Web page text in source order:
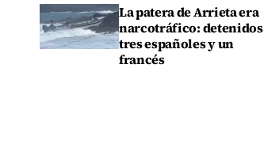
La patera de Arrieta era
narcotráfico: detenidos
tres españoles y un
francés